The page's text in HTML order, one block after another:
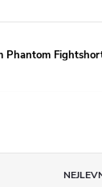
Phantom